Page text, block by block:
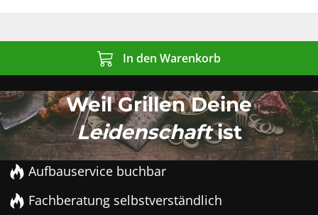
In den Warenkorb
Weil Grillen Deine
Leidenschaftist
Aufbauservice buchbar
Fachberatung selbstverständlich